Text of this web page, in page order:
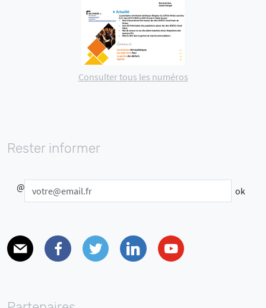
Consulter tous les numéros
Rester informer
@